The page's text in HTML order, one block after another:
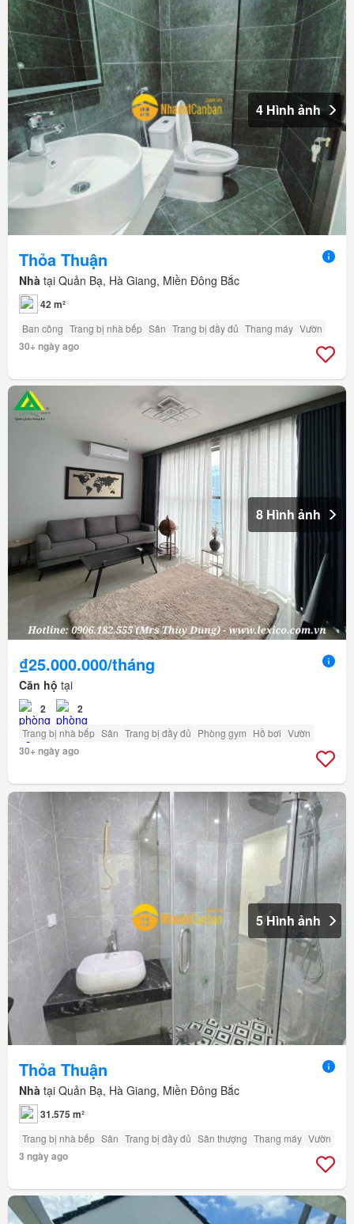
4 Hình ảnh
Thỏa Thuận
Nhà tại Quản Bạ, Hà Giang, Miền Đông Bắc
42 m²
Ban công Trang bị nhà bếp Sân Trang bị đầy đủ Thang máy Vườn
30+ ngày ago
8 Hình ảnh
₫25.000.000/tháng
Căn hộ tại
2 2
Trang bị nhà bếp Sân Trang bị đầy đủ Phòng gym Hồ bơi Vườn
30+ ngày ago
5 Hình ảnh
Thỏa Thuận
Nhà tại Quản Bạ, Hà Giang, Miền Đông Bắc
31.575 m²
Trang bị nhà bếp Sân Trang bị đầy đủ Sân thượng Thang máy Vườn
3 ngày ago